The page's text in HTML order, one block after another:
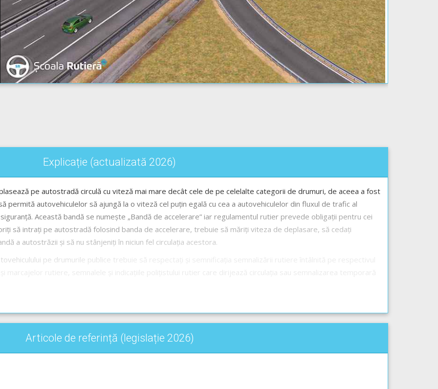
Explicație (actualizată 2026)
pe autostradă circulă cu viteză mai mare decât cele de pe celelalte categorii de drumuri, de aceea a fost
permită autovehiculelor să ajungă la o viteză cel puțin egală cu cea a autovehiculelor din fluxul de trafic al
Această bandă se numește „Bandă de accelerare” iar regulamentul rutier prevede obligații pentru cei
să intrați pe autostradă folosind banda de accelerare, trebuie să măriți viteza de deplasare, să cedați
a autostrăzii și să nu stânjeniți în niciun fel circulația acestora.
pe drumurile publice trebuie să respectați și semnificația semnalizării rutiere întâlnită pe respectivul
Audio-Video -->Codul Rutier - Sensul și banda de circulație
Audio-Video -->Codul Rutier - Autostrada și drumul expres
Articole de referință (legislație 2026)